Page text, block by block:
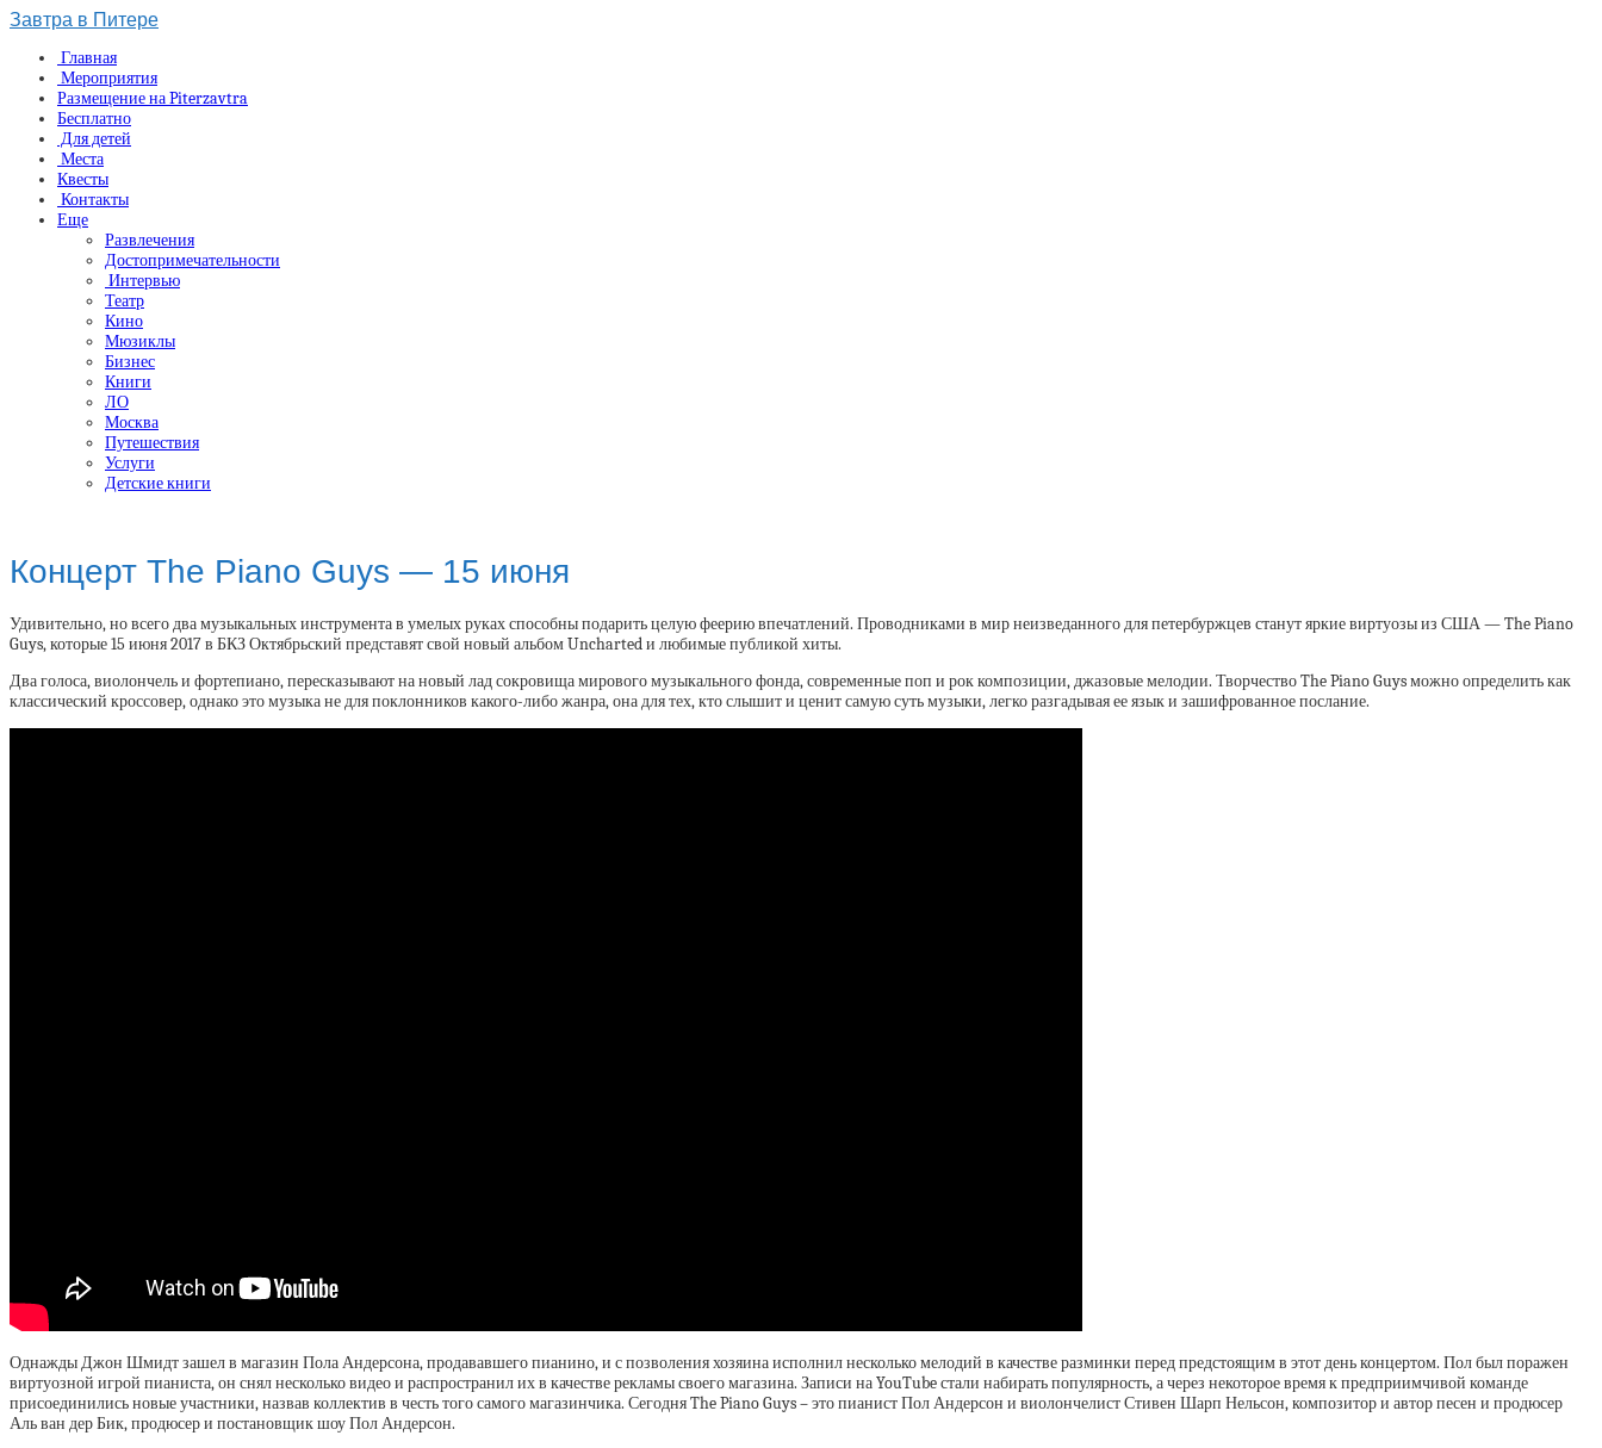
Завтра в Питере
Главная
Мероприятия
Размещение на Piterzavtra
Бесплатно
Для детей
Места
Квесты
Контакты
Еще
Развлечения
Достопримечательности
Интервью
Театр
Кино
Мюзиклы
Бизнес
Книги
ЛО
Москва
Путешествия
Услуги
Детские книги
Концерт The Piano Guys — 15 июня
Удивительно, но всего два музыкальных инструмента в умелых руках способны подарить целую феерию впечатлений. Проводниками в мир неизведанного для петербуржцев станут яркие виртуозы из США — The Piano
Guys, которые 15 июня 2017 в БКЗ Октябрьский представят свой новый альбом Uncharted и любимые публикой хиты.
Два голоса, виолончель и фортепиано, пересказывают на новый лад сокровища мирового музыкального фонда, современные поп и рок композиции, джазовые мелодии. Творчество The Piano Guys можно определить как
классический кроссовер, однако это музыка не для поклонников какого-либо жанра, она для тех, кто слышит и ценит самую суть музыки, легко разгадывая ее язык и зашифрованное послание.
Однажды Джон Шмидт зашел в магазин Пола Андерсона, продававшего пианино, и с позволения хозяина исполнил несколько мелодий в качестве разминки перед предстоящим в этот день концертом. Пол был поражен
виртуозной игрой пианиста, он снял несколько видео и распространил их в качестве рекламы своего магазина. Записи на YouTube стали набирать популярность, а через некоторое время к предприимчивой команде
присоединились новые участники, назвав коллектив в честь того самого магазинчика. Сегодня The Piano Guys – это пианист Пол Андерсон и виолончелист Стивен Шарп Нельсон, композитор и автор песен и продюсер
Аль ван дер Бик, продюсер и постановщик шоу Пол Андерсон.